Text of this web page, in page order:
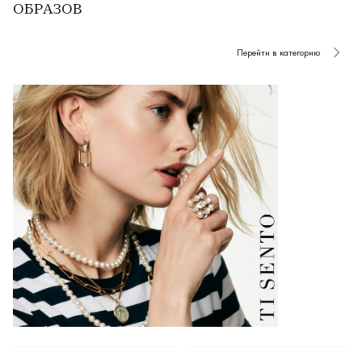
ОБРАЗОВ
Перейти в категорию